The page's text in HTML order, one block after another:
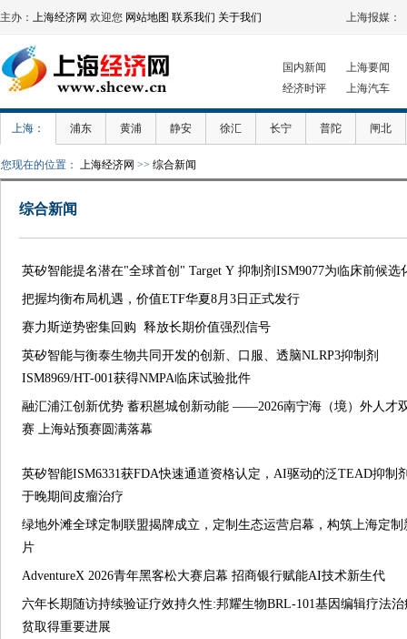
主办： 上海经济网 欢迎您 网站地图 联系我们 关于我们 上海报媒：
上海要闻
国内新闻
上海汽车
经济时评
上海： 浦东 黄浦 静安 徐汇 长宁 普陀 闸北
您现在的位置： 上海经济网 >> 综合新闻
综合新闻
英矽智能提名潜在"全球首创" Target Y 抑制剂ISM9077为临床前候选
把握均衡布局机遇，价值ETF华夏8月3日正式发行
赛力斯逆势密集回购 释放长期价值强烈信号
英矽智能与衡泰生物共同开发的创新、口服、透脑NLRP3抑制剂
ISM8969/HT-001获得NMPA临床试验批件
融汇浦江创新优势 蓄积邕城创新动能 ——2026南宁海（境）外人才
赛 上海站预赛圆满落幕
英矽智能ISM6331获FDA快速通道资格认定，AI驱动的泛TEAD抑制
于晚期间皮瘤治疗
绿地外滩全球定制联盟揭牌成立，定制生态运营启幕，构筑上海定制
片
AdventureX 2026青年黑客松大赛启幕 招商银行赋能AI技术新生代
六年长期随访持续验证疗效持久性:邦耀生物BRL-101基因编辑疗法治
贫取得重要进展